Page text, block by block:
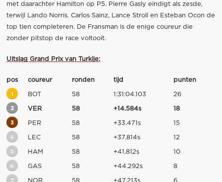
met daarachter Hamilton op P5. Pierre Gasly eindigt als zesde,
terwijl Lando Norris. Carlos Sainz, Lance Stroll en Esteban Ocon de
top tien completeren. De Fransman is de enige coureur die
zonder pitstop de race voltooit.
Uitslag Grand Prix van Turkije:
pos coureur ronden tijd punten
1 BOT 58 1:31:04.103 26
2 VER 58 +14.584s 18
3 PER 58 +33.471s 15
4 LEC 58 +37.814s 12
5 HAM 58 +41.812s 10
6 GAS 58 +44.292s 8
7